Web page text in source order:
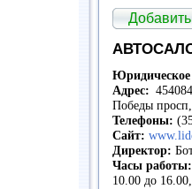
Юридическое
Адрес:
Победы
Телефоны:
Сайт:
Директор:
Часы
10.00 до